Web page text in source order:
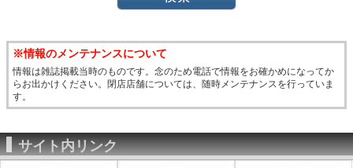
※情報のメンテナンスについて
情報は雑誌掲載当時のものです。念のため電話で情報をお確かめになってか
らお出かけください。閉店店舗については、随時メンテナンスを行っていま
す。
サイト内リンク